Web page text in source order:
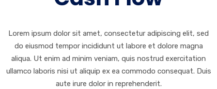
Lorem ipsum dolor sit amet, consectetur adipiscing elit, sed
do eiusmod tempor incididunt ut labore et dolore magna
aliqua. Ut enim ad minim veniam, quis nostrud exercitation
ullamco laboris nisi ut aliquip ex ea commodo consequat. Duis
aute irure dolor in reprehenderit.